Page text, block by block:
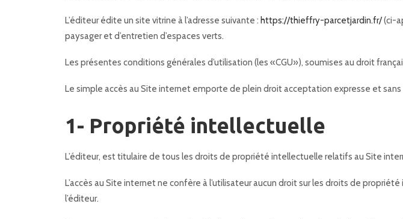
L’éditeur édite un site vitrine à l’adresse suivante : https://thieffry-parcetjardin.fr/(ci-
paysager et d’entretien d’espaces verts.
Les présentes conditions générales d’utilisation (les «CGU»), soumises au droit
Le simple accès au Site internet emporte de plein droit acceptation expresse et sans
1- Propriété intellectuelle
L’éditeur, est titulaire de tous les droits de propriété intellectuelle relatifs au Site
L’accès au Site internet ne confère à l’utilisateur aucun droit sur les droits de
l’éditeur.